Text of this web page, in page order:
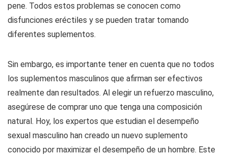
pene. Todos estos problemas se conocen como
disfunciones eréctiles y se pueden tratar tomando
diferentes suplementos.
Sin embargo, es importante tener en cuenta que no todos
los suplementos masculinos que afirman ser efectivos
realmente dan resultados. Al elegir un refuerzo masculino,
asegúrese de comprar uno que tenga una composición
natural. Hoy, los expertos que estudian el desempeño
sexual masculino han creado un nuevo suplemento
conocido por maximizar el desempeño de un hombre. Este